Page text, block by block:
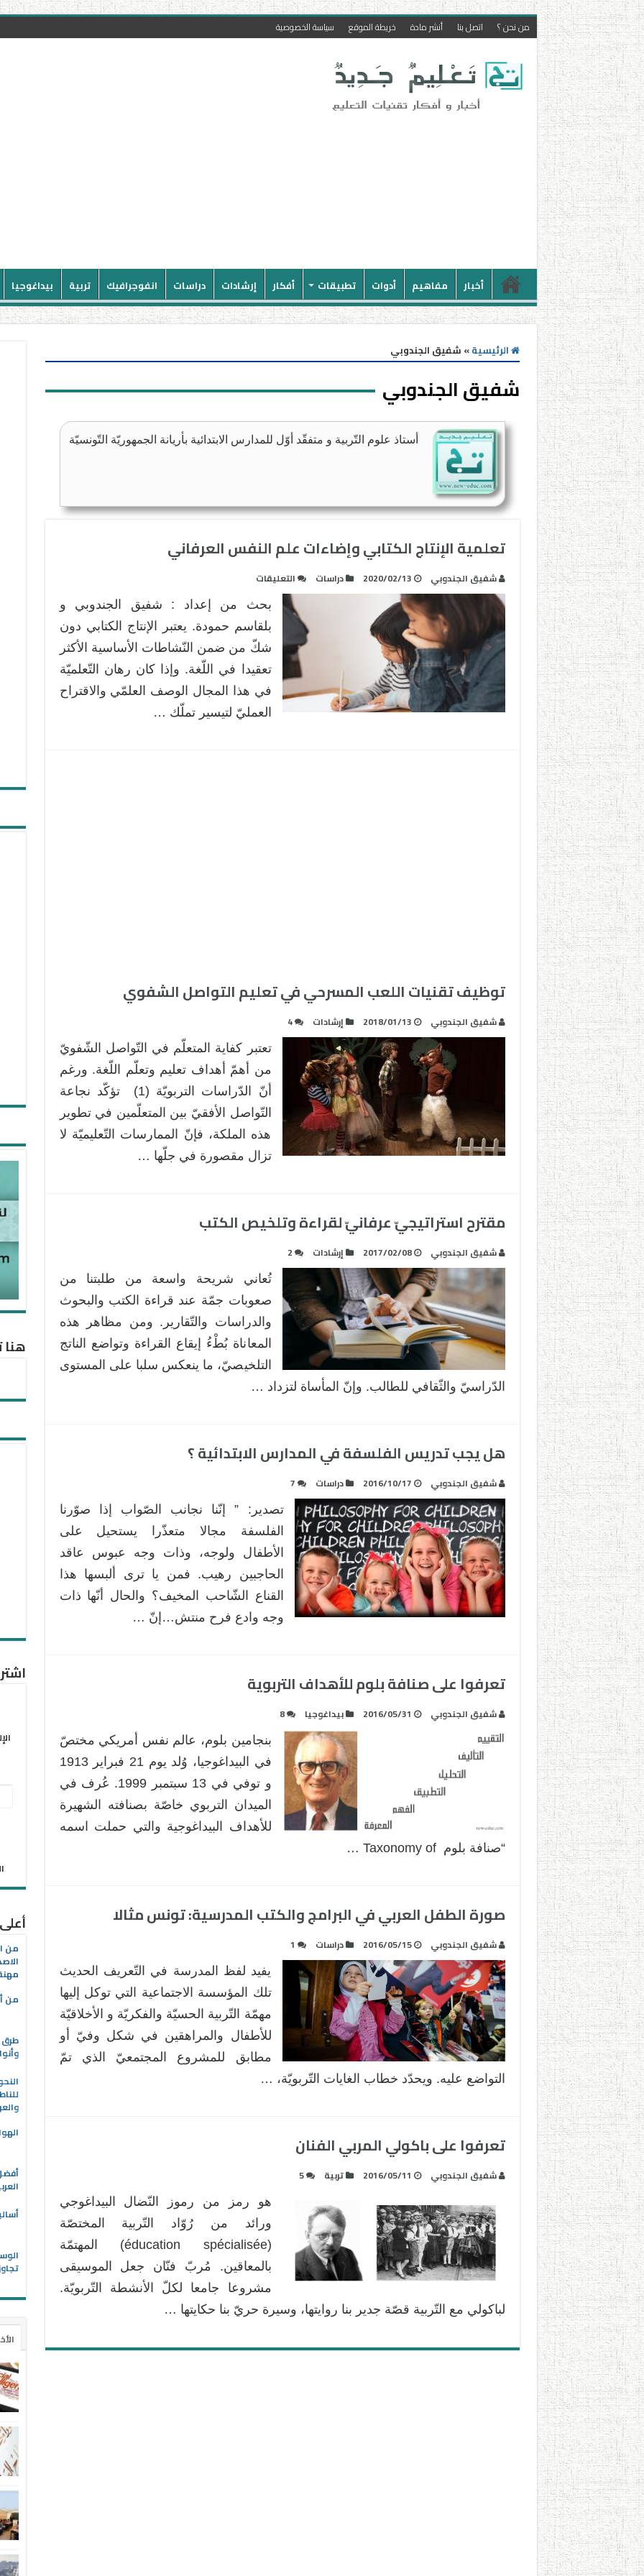
من نحن ؟ اتصل بنا أنشر مادة خريطة الموقع سياسة الخصوصية
أخبار مفاهيم أدوات تطبيقات أفكار إرشادات دراسات انفوجرافيك تربية بيداغوجيا
الرئيسية» شفيق الجندوبي
شفيق الجندوبي
أستاذ علوم التّربية و متفقّد أوّل للمدارس الابتدائية بأريانة الجمهوريّة التّونسيّة
تعلمية الإنتاج الكتابي وإضاءات علم النفس العرفاني
شفيق الجندوبي 2020/02/13 دراسات التعليقات
الإنتاج
الكتابي
وإضاءات
علم
النفس
العرفاني
مغلقة
بحث من إعداد : شفيق الجندوبي و
بلقاسم حمودة. يعتبر الإنتاج الكتابي دون
شكّ من ضمن النّشاطات الأساسية الأكثر
تعقيدا في اللّغة. وإذا كان رهان التّعلميّة
في هذا المجال الوصف العلمّي والاقتراح
العمليّ لتيسير تملّك …
توظيف تقنيات اللعب المسرحي في تعليم التواصل الشفوي
شفيق الجندوبي 2018/01/13 إرشادات 4
تعتبر كفاية المتعلّم في التّواصل الشّفويّ
من أهمّ أهداف تعليم وتعلّم اللّغة. ورغم
أنّ الدّراسات التربويّة (1) تؤكّد نجاعة
التّواصل الأفقيّ بين المتعلّمين في تطوير
هذه الملكة، فإنّ الممارسات التّعليميّة لا
تزال مقصورة في جلّها …
مقترح استراتيجيّ عرفانيّ لقراءة وتلخيص الكتب
شفيق الجندوبي 2017/02/08 إرشادات 2
تُعاني شريحة واسعة من طلبتنا من
صعوبات جمّة عند قراءة الكتب والبحوث
والدراسات والتّقارير. ومن مظاهر هذه
المعاناة بُطْءُ إيقاع القراءة وتواضع الناتج
التلخيصيّ، ما ينعكس سلبا على المستوى
الدّراسيّ والثّقافي للطالب. وإنّ المأساة لتزداد …
هل يجب تدريس الفلسفة في المدارس الابتدائية ؟
شفيق الجندوبي 2016/10/17 دراسات 7
تصدير: ” إنّنا نجانب الصّواب إذا صوّرنا
الفلسفة مجالا متعذّرا يستحيل على
الأطفال ولوجه، وذات وجه عبوس عاقد
الحاجبين رهيب. فمن يا ترى ألبسها هذا
القناع الشّاحب المخيف؟ والحال أنّها ذات
وجه وادع فرح منتش…إنّ …
تعرفوا على صنافة بلوم للأهداف التربوية
شفيق الجندوبي 2016/05/31 بيداغوجيا 8
بنجامين بلوم، عالم نفس أمريكي مختصّ
في البيداغوجيا، وُلد يوم 21 فبراير 1913
و توفي في 13 سبتمبر 1999. عُرف في
الميدان التربوي خاصّة بصنافته الشهيرة
للأهداف البيداغوجية والتي حملت اسمه
“صنافة بلوم Taxonomy of …
صورة الطفل العربي في البرامج والكتب المدرسية: تونس مثالا
شفيق الجندوبي 2016/05/15 دراسات 1
يفيد لفظ المدرسة في التّعريف الحديث
تلك المؤسسة الاجتماعية التي توكل إليها
مهمّة التّربية الحسيّة والفكريّة و الأخلاقيّة
للأطفال والمراهقين في شكل وفيّ أو
مطابق للمشروع المجتمعيّ الذي تمّ
التواضع عليه. ويحدّد خطاب الغايات التّربويّة، …
تعرفوا على باكولي المربي الفنان
شفيق الجندوبي 2016/05/11 تربية 5
هو رمز من رموز النّضال البيداغوجي
ورائد من رُوّاد التّربية المختصّة
(éducation spécialisée) المهتمّة
بالمعاقين. مُربّ فنّان جعل الموسيقى
مشروعا جامعا لكلّ الأنشطة التّربويّة.
لباكولي مع التّربية قصّة جدير بنا روايتها، وسيرة حريّ بنا حكايتها …
هنا
من
من
طرق